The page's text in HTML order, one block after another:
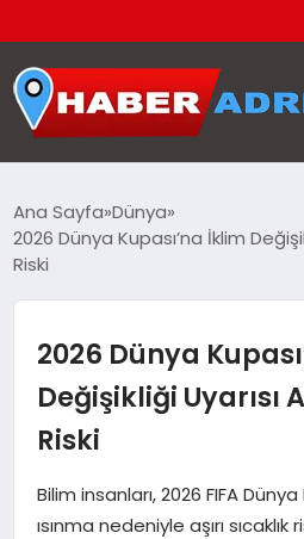
GÜNDEM
TEKNOLOJI
EĞITIM
Ana Sayfa Dünya
2026 Dünya Kupası’na İklim
Riski
2026 Dünya
Değişikliği Uyarısı
Riski
Bilim insanları, 2026 FIFA
ısınma nedeniyle aşırı